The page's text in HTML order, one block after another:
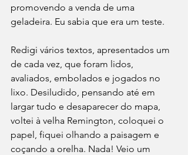
promovendo a venda de uma
geladeira. Eu sabia que era um teste.
Redigi vários textos, apresentados um
de cada vez, que foram lidos,
avaliados, embolados e jogados no
lixo. Desiludido, pensando até em
largar tudo e desaparecer do mapa,
voltei à velha Remington, coloquei o
papel, fiquei olhando a paisagem e
coçando a orelha. Nada! Veio um